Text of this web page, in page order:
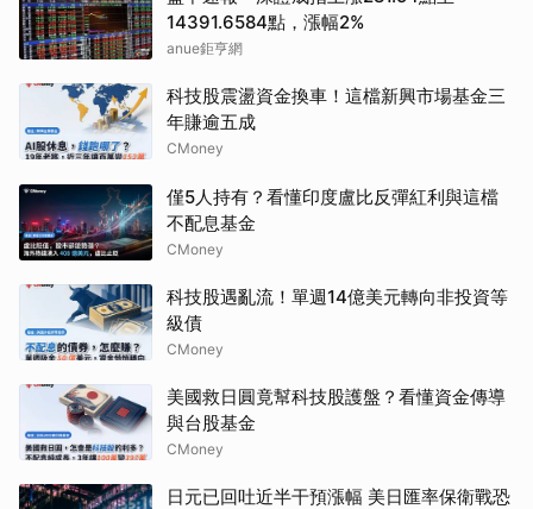
14391.6584點，漲幅2%
anue鉅亨網
科技股震盪資金換車！這檔新興市場基金三
年賺逾五成
CMoney
僅5人持有？看懂印度盧比反彈紅利與這檔
不配息基金
CMoney
科技股遇亂流！單週14億美元轉向非投資等
級債
CMoney
美國救日圓竟幫科技股護盤？看懂資金傳導
與台股基金
CMoney
日元已回吐近半干預漲幅 美日匯率保衛戰恐